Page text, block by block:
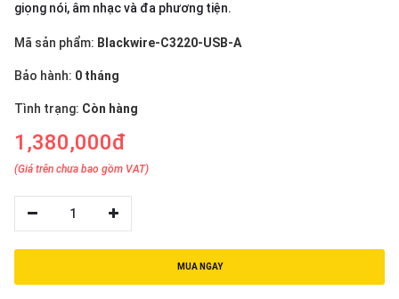
giọng nói, âm nhạc và đa phương tiện.
Mã sản phẩm: Blackwire-C3220-USB-A
Bảo hành: 0 tháng
Tình trạng: Còn hàng
1,380,000đ
(Giá trên chưa bao gồm VAT)
1
MUA NGAY
Giới
NGÔN
Tiếng
việt